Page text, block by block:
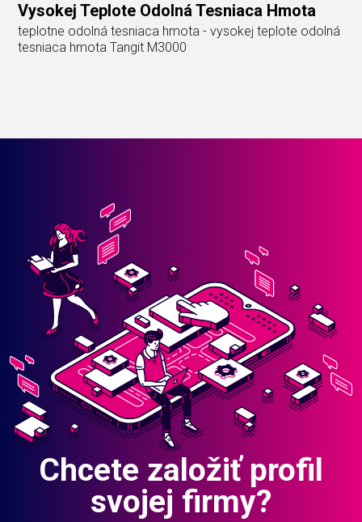
Vysokej Teplote Odolná Tesniaca Hmota
teplotne odolná tesniaca hmota - vysokej teplote odolná
tesniaca hmota Tangit M3000
Chcete založiť profil
svojej firmy?